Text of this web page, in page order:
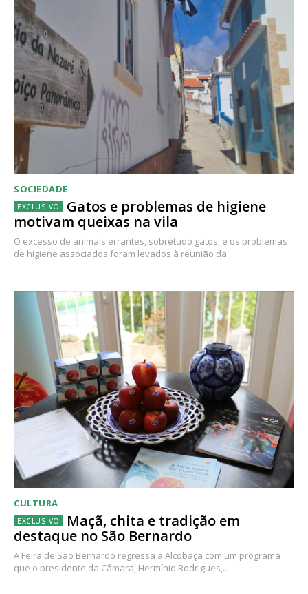
SOCIEDADE
Gatos e problemas de higiene
motivam queixas na vila
O excesso de animais errantes, sobretudo gatos, e os problemas
de higiene associados foram levados à reunião da...
CULTURA
Maçã, chita e tradição em
destaque no São Bernardo
A Feira de São Bernardo regressa a Alcobaça com um programa
que o presidente da Câmara, Hermínio Rodrigues,...